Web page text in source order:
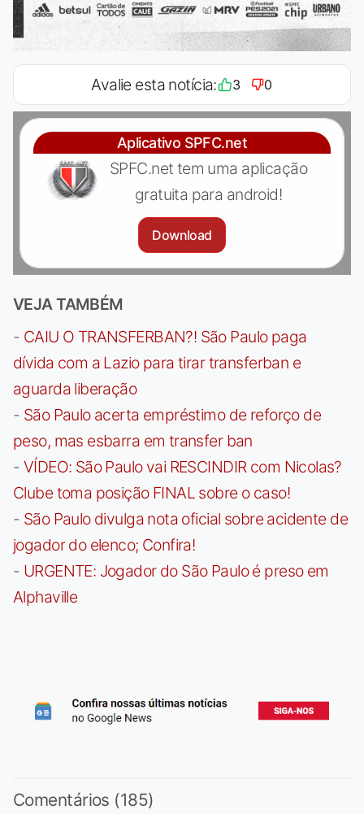
Avalie esta notícia: 3 0
Aplicativo SPFC.net
SPFC.net tem uma aplicação
gratuita para android!
Download
VEJA TAMBÉM
- CAIU O TRANSFERBAN?! São Paulo paga
dívida com a Lazio para tirar transferban e
aguarda liberação
- São Paulo acerta empréstimo de reforço de
peso, mas esbarra em transfer ban
- VÍDEO: São Paulo vai RESCINDIR com Nicolas?
Clube toma posição FINAL sobre o caso!
- São Paulo divulga nota oficial sobre acidente de
jogador do elenco; Confira!
- URGENTE: Jogador do São Paulo é preso em
Alphaville
Comentários (185)